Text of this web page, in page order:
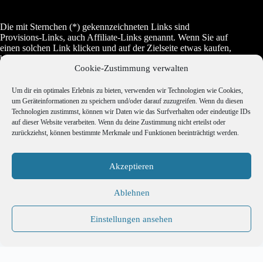
Cookie-Zustimmung verwalten
Um dir ein optimales Erlebnis zu bieten, verwenden wir Technologien wie Cookies,
um Geräteinformationen zu speichern und/oder darauf zuzugreifen. Wenn du diesen
Technologien zustimmst, können wir Daten wie das Surfverhalten oder eindeutige IDs
auf dieser Website verarbeiten. Wenn du deine Zustimmung nicht erteilst oder
zurückziehst, können bestimmte Merkmale und Funktionen beeinträchtigt werden.
Akzeptieren
Ablehnen
Einstellungen ansehen
Die mit Sternchen (*) gekennzeichneten Links sind
Provisions-Links, auch Affiliate-Links genannt. Wenn Sie auf
einen solchen Link klicken und auf der Zielseite etwas kaufen,
bekommen wir vom betreffenden Anbieter oder Online-Shop
eine Vermittlerprovision. Es entstehen für Sie keine Nachteile
etwas günstiger.
Jugendschutz
Copyright © 2026 Erotravel - Realisierung Webdesign